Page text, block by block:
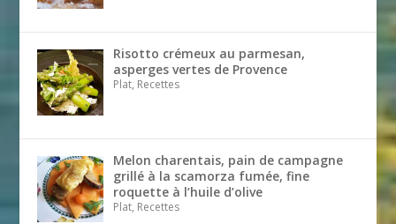
Risotto crémeux au parmesan,
asperges vertes de Provence
Plat, Recettes
Melon charentais, pain de campagne
grillé à la scamorza fumée, fine
roquette à l’huile d’olive
Plat, Recettes